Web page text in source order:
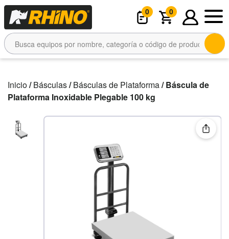
0 0
Inicio/Básculas/Básculas de Plataforma/ Báscula de
Plataforma Inoxidable Plegable 100 kg